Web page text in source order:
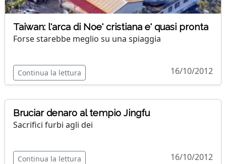
Taiwan: l'arca di Noe' cristiana e' quasi pronta
Forse starebbe meglio su una spiaggia
Continua la lettura 16/10/2012
Bruciar denaro al tempio Jingfu
Sacrifici furbi agli dei
Continua la lettura 16/10/2012